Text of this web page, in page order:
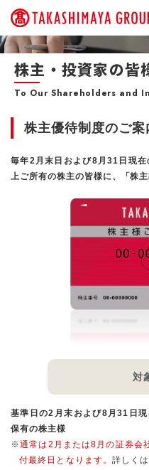
株主・投資家の皆
To Our Shareholders and
株主優待制度のご案
毎年2月末日および8月31日現
上ご所有の株主の皆様に、「株
対
基準日の2月末および8月31日
保有の株主様
※通常は2月または8月の証券会
付最終日となります。詳しく